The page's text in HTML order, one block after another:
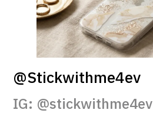
@Stickwithme4ev
IG: @stickwithme4ev